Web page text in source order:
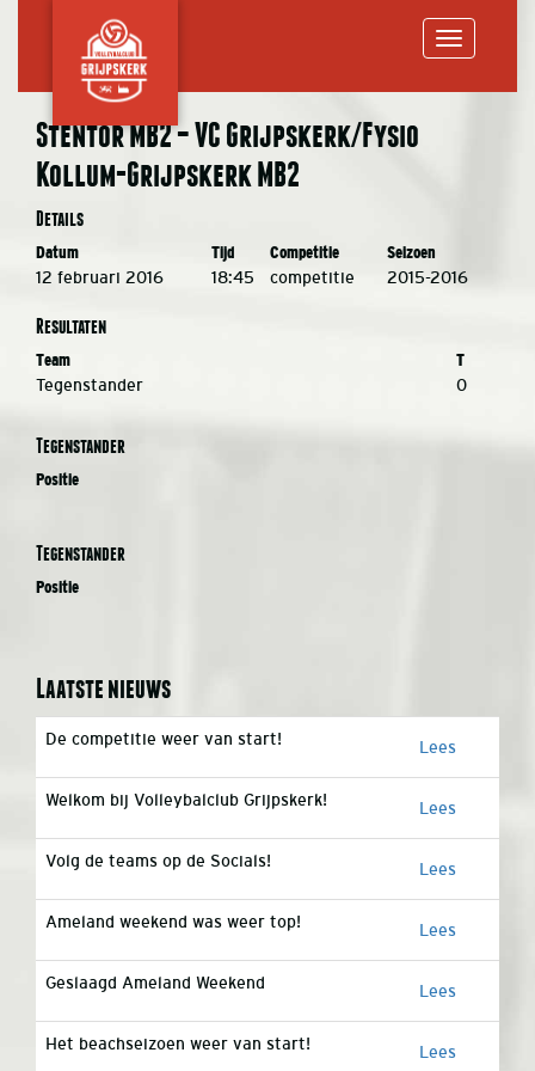
Stentor MB2 – VC Grijpskerk/Fysio
Kollum-Grijpskerk MB2
Details
Datum Tijd Competitie Seizoen
12 februari 2016 18:45 competitie 2015-2016
Resultaten
Team T
Tegenstander 0
Tegenstander
Positie
Tegenstander
Positie
Laatste nieuws
De competitie weer van start! Lees
Welkom bij Volleybalclub Grijpskerk! Lees
Volg de teams op de Socials! Lees
Ameland weekend was weer top! Lees
Geslaagd Ameland Weekend Lees
Het beachseizoen weer van start! Lees